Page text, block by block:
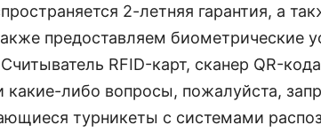
2-летняя гарантия, а
предоставляем биометрические
RFID-карт, сканер QR-
какие-либо вопросы, пожалуйста,
турникеты с системами